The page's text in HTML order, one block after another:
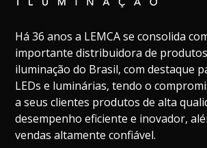
Há 36 anos a LEMCA se consolida
importante distribuidora de
iluminação do Brasil, com destaque
LEDs e luminárias, tendo o
a seus clientes produtos de alta
desempenho eficiente e inovador,
vendas altamente confiável.